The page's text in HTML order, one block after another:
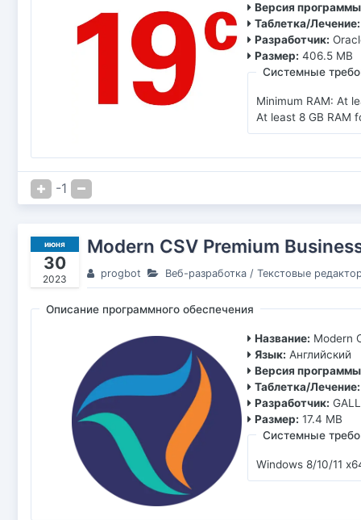
Версия
Таблетка/Лечение:
Разработчик:
Размер: 406.5 MB
Системные
Minimum RAM: At
At least 8 GB RAM
-1
июня
30
2023
Modern CSV Premium
progbot Веб-разработка/ Текстовые
Описание программного обеспечения
Название: Modern
Язык: Английский
Версия
Таблетка/Лечение:
Разработчик:
Размер: 17.4 MB
Системные
Windows 8/10/11